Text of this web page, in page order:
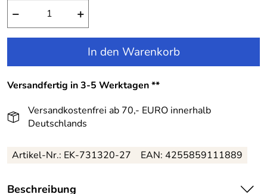
− +
In den Warenkorb
Versandfertig in 3-5 Werktagen **
Versandkostenfrei ab 70,- EURO innerhalb
Deutschlands
Artikel-Nr.: EK-731320-27 EAN: 4255859111889
Beschreibung